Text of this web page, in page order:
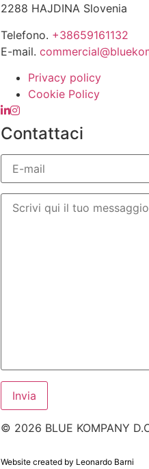
2288 HAJDINA Slovenia
Telefono. +38659161132
E-mail.
Privacy policy
Cookie Policy
Contattaci
© 2026 BLUE KOMPANY
Website created by Leonardo Barni